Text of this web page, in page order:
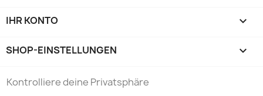
IHR KONTO 
SHOP-EINSTELLUNGEN keyboard_arrow_down
Kontrolliere deine Privatsphäre